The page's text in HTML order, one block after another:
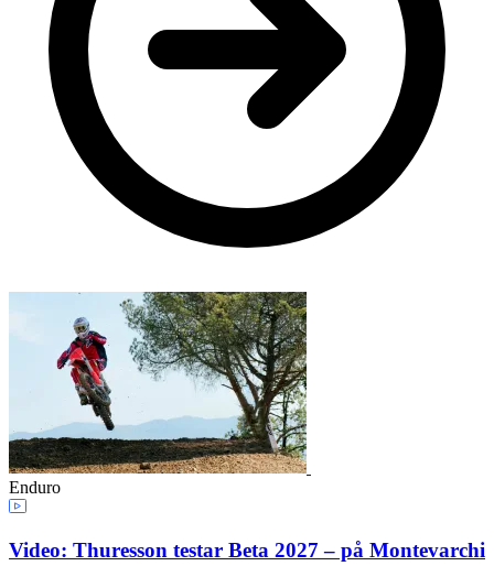
Enduro
Video: Thuresson testar Beta 2027 – på Montevarchi